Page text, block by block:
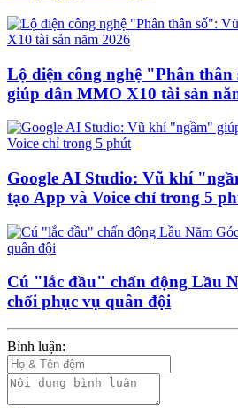
Lộ diện công nghệ "Phân
giúp dân MMO X10 tài sản
Google AI Studio: Vũ khí
tạo App và Voice chỉ trong 5
Cú "lắc đầu" chấn động Lầu
chối phục vụ quân đội
Bình luận: